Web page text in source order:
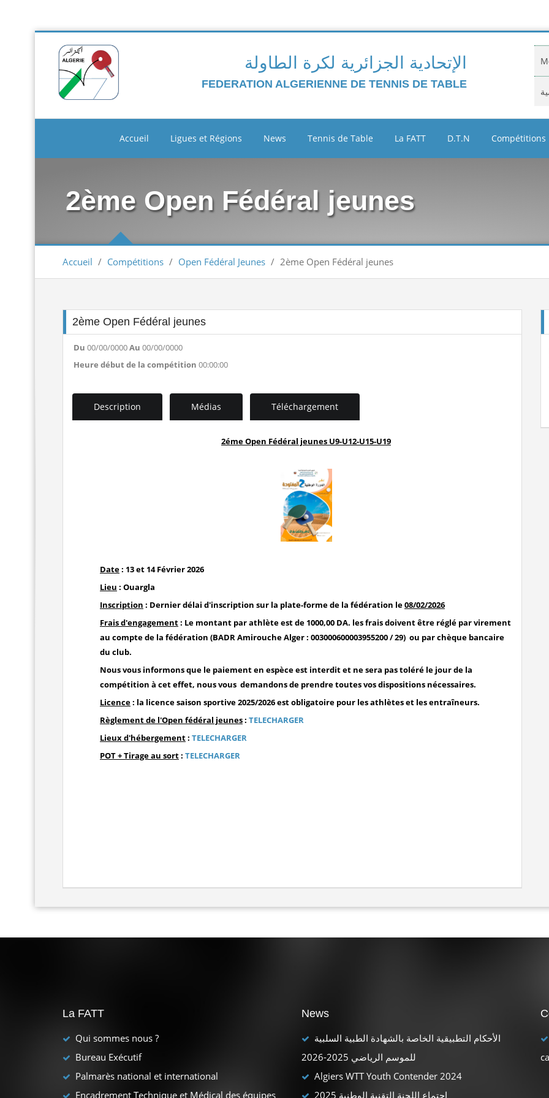
الإتحادية الجزائرية لكرة الطاولة
FEDERATION ALGERIENNE DE TENNIS DE TABLE
Accueil Ligues et Régions News Tennis de Table La FATT D.T.N Compétitions
2ème Open Fédéral jeunes
Accueil / Compétitions / Open Fédéral Jeunes / 2ème Open Fédéral jeunes
2ème Open Fédéral jeunes
Du 00/00/0000Au 00/00/0000
Heure début de la compétition 00:00:00
Description Médias Téléchargement
2éme Open Fédéral jeunes U9-U12-U15-U19
Date: 13 et 14 Février 2026
Lieu : Ouargla
Inscription : Dernier délai d'inscription sur la plate-forme de la fédération le08/02/2026
Frais d'engagement: Le montant par athlète est de 1000,00 DA. les frais doivent être réglé par virement
au compte de la fédération (BADR Amirouche Alger : 003000600003955200 / 29) ou par chèque bancaire
du club.
Nous vous informons que le paiement en espèce est interdit et ne sera pas toléré le jour de la
compétition à cet effet, nous vous demandons de prendre toutes vos dispositions nécessaires.
Licence: la licence saison sportive 2025/2026 est obligatoire pour les athlètes et les entraîneurs.
Règlement de l'Open fédéral jeunes: TELECHARGER
Lieux d'hébergement: TELECHARGER
POT + Tirage au sort: TELECHARGER
La FATT
Qui sommes nous ?
Bureau Exécutif
Palmarès national et international
Encadrement Technique et Médical des équipes
News
الأحكام التطبيقية الخاصة بالشهادة الطبية السلبية
للموسم الرياضي 2025-2026
Algiers WTT Youth Contender 2024
اجتماع اللجنة التقنية الوطنية 2025